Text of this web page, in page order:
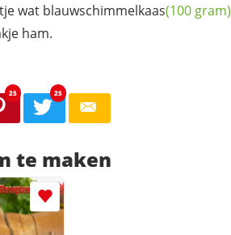
wat blauwschimmelkaas(100 gram)
ham.
25 25
te maken